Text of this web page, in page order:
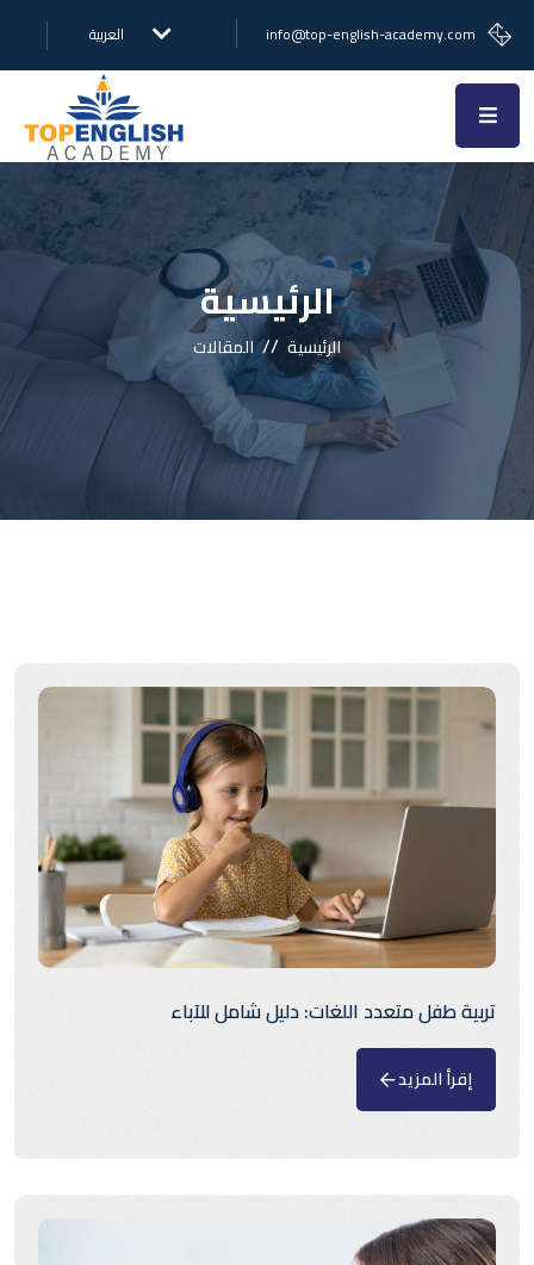
info@top-english-academy.com العربية
الرئيسية
الرئيسية // المقالات
تربية طفل متعدد اللغات: دليل شامل للآباء
إقرأ المزيد